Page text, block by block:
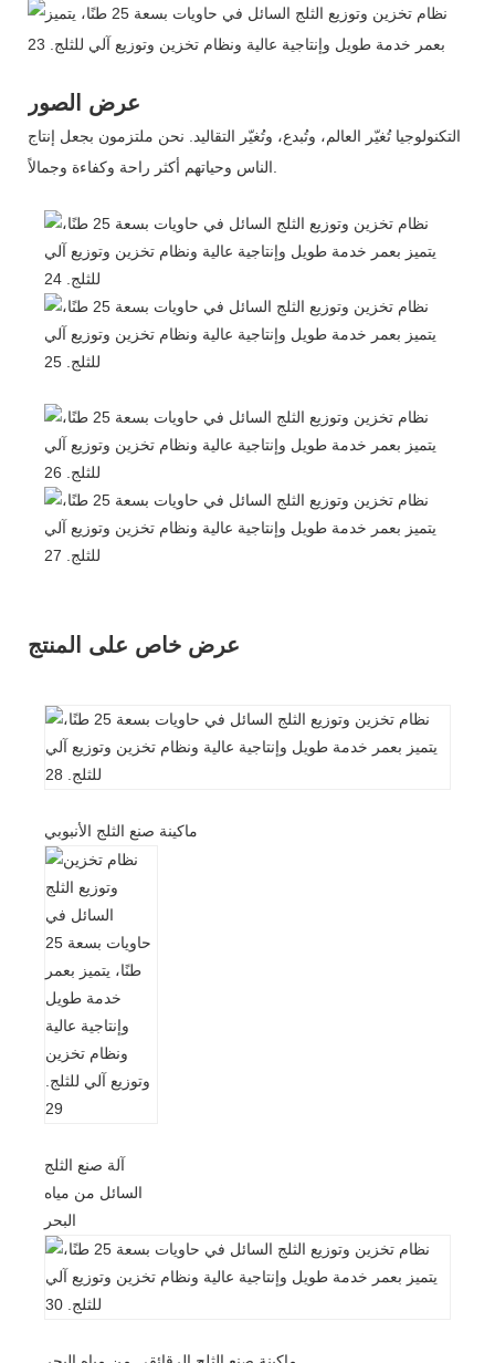
عرض الصور
التكنولوجيا تُغيّر العالم، وتُبدع، وتُغيّر التقاليد. نحن ملتزمون بجعل إنتاج
عرض خاص على المنتج
ماكينة صنع الثلج الأنبوبي
آلة صنع الثلج
السائل من مياه
البحر